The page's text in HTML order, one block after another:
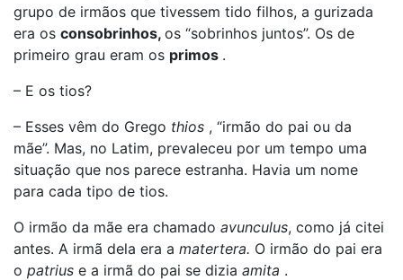
grupo de irmãos que tivessem tido filhos, a gurizada
era os consobrinhos, os “sobrinhos juntos”. Os de
primeiro grau eram os primos .
– E os tios?
– Esses vêm do Grego thios , “irmão do pai ou da
mãe”. Mas, no Latim, prevaleceu por um tempo uma
situação que nos parece estranha. Havia um nome
para cada tipo de tios.
O irmão da mãe era chamado avunculus, como já citei
antes. A irmã dela era a matertera. O irmão do pai era
o patrius e a irmã do pai se dizia amita .